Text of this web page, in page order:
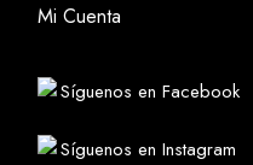
Mi Cuenta
Síguenos en Facebook
Síguenos en Instagram